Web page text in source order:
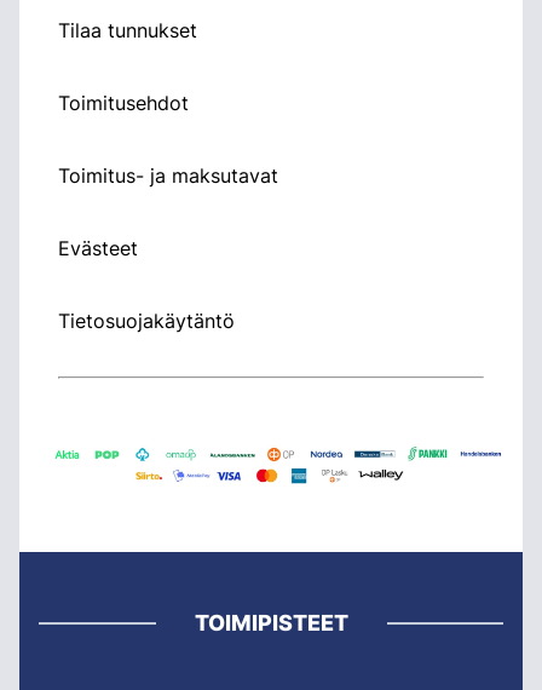
Tilaa tunnukset
Toimitusehdot
Toimitus- ja maksutavat
Evästeet
Tietosuojakäytäntö
TOIMIPISTEET